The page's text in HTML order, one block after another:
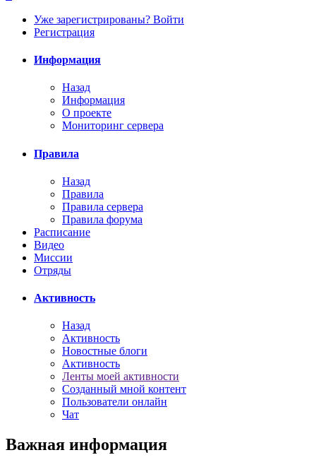
Уже зарегистрированы? Войти
Регистрация
Информация
Назад
Информация
О проекте
Мониторинг сервера
Правила
Назад
Правила
Правила сервера
Правила форума
Расписание
Видео
Миссии
Отряды
Активность
Назад
Активность
Новостные блоги
Активность
Ленты моей активности
Созданный мной контент
Пользователи онлайн
Чат
Важная информация